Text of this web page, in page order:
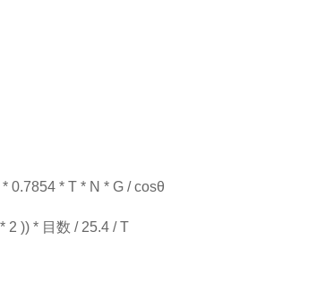
0.7854 * T * N * G / cosθ
2 )) * 目数 / 25.4 / T